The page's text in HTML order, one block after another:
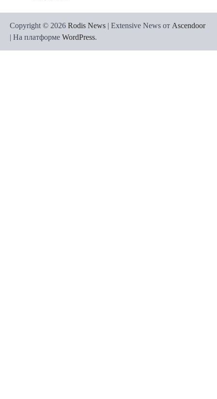
Copyright © 2026 Rodis News | Extensive News от Ascendoor
| На платформе WordPress.